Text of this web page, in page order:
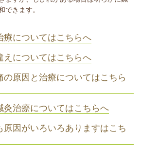
できます。
療についてはこちらへ
えについてはこちらへ
の原因と治療についてはこちら
灸治療についてはこちらへ
原因がいろいろありますはこち